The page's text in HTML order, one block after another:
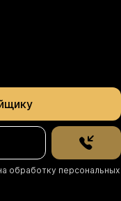
обработку персональных